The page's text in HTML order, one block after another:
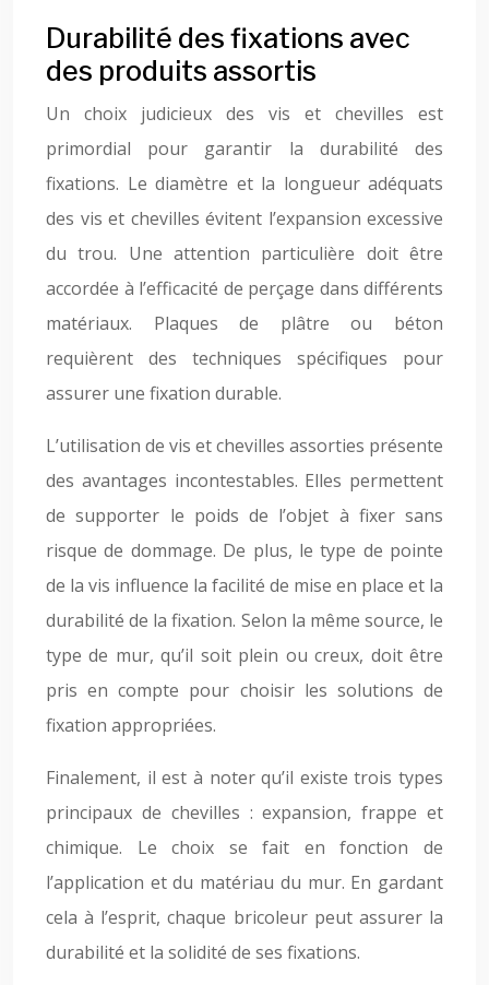
Durabilité des fixations avec
des produits assortis
Un choix judicieux des vis et chevilles est
primordial pour garantir la durabilité des
fixations. Le diamètre et la longueur adéquats
des vis et chevilles évitent l’expansion excessive
du trou. Une attention particulière doit être
accordée à l’efficacité de perçage dans différents
matériaux. Plaques de plâtre ou béton
requièrent des techniques spécifiques pour
assurer une fixation durable.
L’utilisation de vis et chevilles assorties présente
des avantages incontestables. Elles permettent
de supporter le poids de l’objet à fixer sans
risque de dommage. De plus, le type de pointe
de la vis influence la facilité de mise en place et la
durabilité de la fixation. Selon la même source, le
type de mur, qu’il soit plein ou creux, doit être
pris en compte pour choisir les solutions de
fixation appropriées.
Finalement, il est à noter qu’il existe trois types
principaux de chevilles : expansion, frappe et
chimique. Le choix se fait en fonction de
l’application et du matériau du mur. En gardant
cela à l’esprit, chaque bricoleur peut assurer la
durabilité et la solidité de ses fixations.